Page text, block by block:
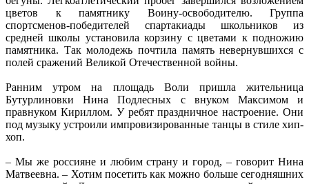
цветов к памятнику Воину-освободителю. Группа
спортсменов-победителей спартакиады школьников из
средней школы установила корзину с цветами к подножию
памятника. Так молодежь почтила память невернувшихся с
полей сражений Великой Отечественной войны.
Ранним утром на площадь Воли пришла жительница
Бутурлиновки Нина Подлесных с внуком Максимом и
правнуком Кириллом. У ребят праздничное настроение. Они
под музыку устроили импровизированные танцы в стиле хип-
хоп.
– Мы же россияне и любим страну и город, – говорит Нина
Матвеевна. – Хотим посетить как можно больше сегодняшних